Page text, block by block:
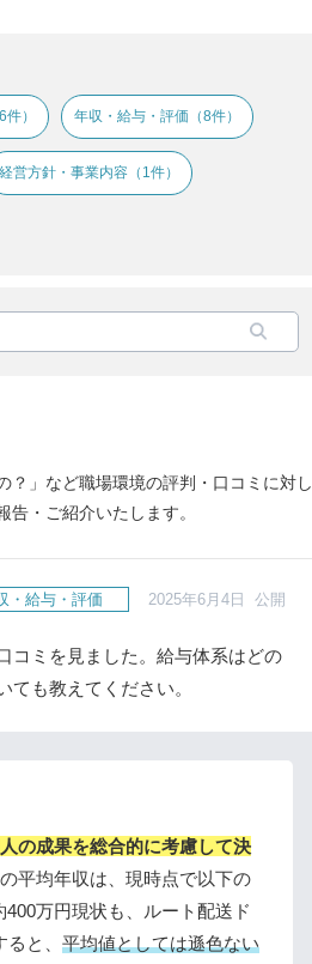
） 年収・給与・評価（8件）
経営方針・事業内容（1件）
？」など職場環境の評判・口コミに対し
・ご紹介いたします。
・給与・評価 2025年6月4日 公開
コミを見ました。給与体系はどの
も教えてください。
の成果を総合的に考慮して決
平均年収は、現時点で以下の
万円現状も、ルート配送ド
と、 平均値としては遜色ない